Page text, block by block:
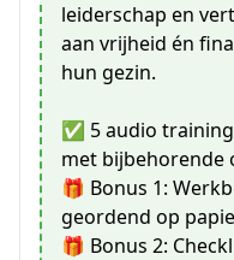
leiderschap en
aan vrijheid én
hun gezin.
✅ 5 audio
met bijbehorende
🎁 Bonus 1:
geordend op
🎁 Bonus 2: